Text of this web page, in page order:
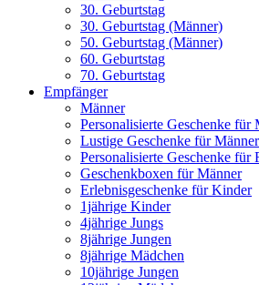
30. Geburtstag
30. Geburtstag (Männer)
50. Geburtstag (Männer)
60. Geburtstag
70. Geburtstag
Empfänger
Männer
Personalisierte Geschenke für
Lustige Geschenke für Männer
Personalisierte Geschenke für
Geschenkboxen für Männer
Erlebnisgeschenke für Kinder
1jährige Kinder
4jährige Jungs
8jährige Jungen
8jährige Mädchen
10jährige Jungen